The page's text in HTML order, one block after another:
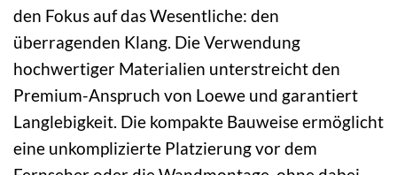
den Fokus auf das Wesentliche: den
überragenden Klang. Die Verwendung
hochwertiger Materialien unterstreicht den
Premium-Anspruch von Loewe und garantiert
Langlebigkeit. Die kompakte Bauweise ermöglicht
eine unkomplizierte Platzierung vor dem